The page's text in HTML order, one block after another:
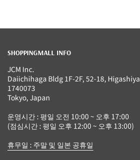
SHOPPINGMALL INFO
JCM Inc.
Daiichihaga Bldg 1F-2F, 52-18,
1740073
Tokyo, Japan
운영시간 : 평일 오전 10:00 ~ 오후 17:00
(점심시간 : 평일 오후 12:00 ~ 오후 13:00)
휴무일 : 주말 및 일본 공휴일